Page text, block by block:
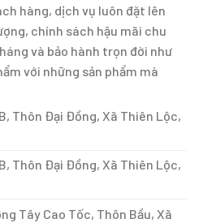
hàng, dịch vụ luôn đặt lên
chính sách hậu mãi chu
và bảo hành trọn đời như
với những sản phẩm mà
Thôn Đại Đồng, Xã Thiên Lộc,
Thôn Đại Đồng, Xã Thiên Lộc,
Tây Cao Tốc, Thôn Bầu, Xã